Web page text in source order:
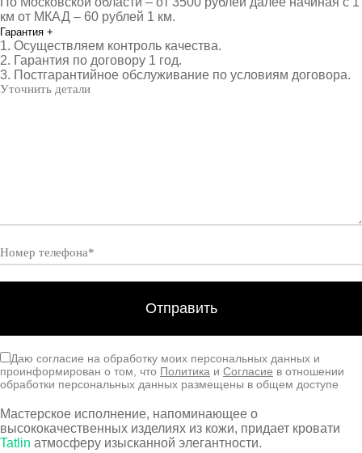
км от МКАД – 60 рублей 1 км.
Гарантия +
1. Осуществляем контроль качества.
2. Гарантия по договору 1 год.
3. Постгарантийное обслуживание по условиям договора.
Даю согласие на обработку моих персональных данных и
проинформирован о том, что Политика и Согласие в отношении
обработки персональных данных размещены в общем доступе
Мастерское исполнение, напоминающее о
высококачественных изделиях из кожи, придает кровати
Tatlin атмосферу изысканной элегантности.